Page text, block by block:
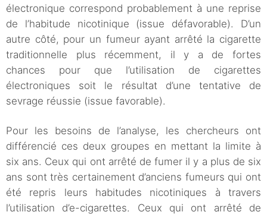
électronique correspond probablement à une reprise
de l’habitude nicotinique (issue défavorable). D’un
autre côté, pour un fumeur ayant arrêté la cigarette
traditionnelle plus récemment, il y a de fortes
chances pour que l’utilisation de cigarettes
électroniques soit le résultat d’une tentative de
sevrage réussie (issue favorable).
Pour les besoins de l’analyse, les chercheurs ont
différencié ces deux groupes en mettant la limite à
six ans. Ceux qui ont arrêté de fumer il y a plus de six
ans sont très certainement d’anciens fumeurs qui ont
été repris leurs habitudes nicotiniques à travers
l’utilisation d’e-cigarettes. Ceux qui ont arrêté de